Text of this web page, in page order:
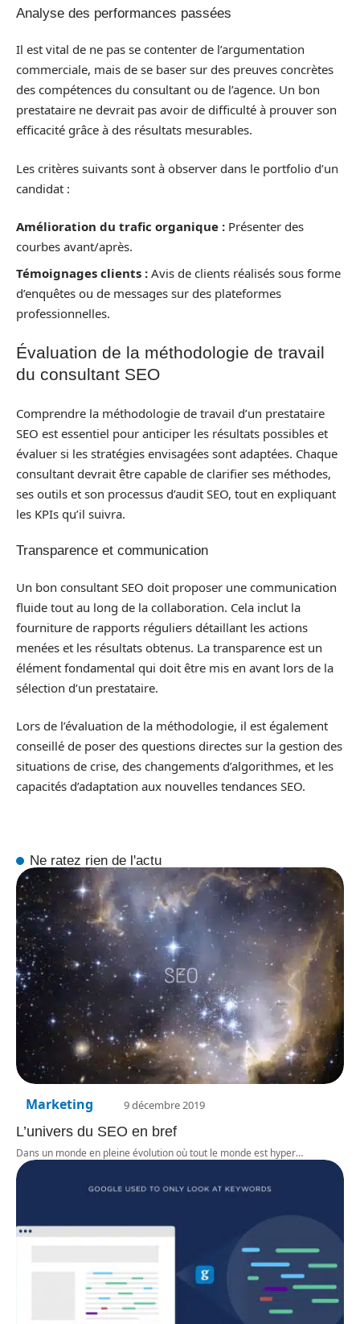
Analyse des performances passées
Il est vital de ne pas se contenter de l’argumentation
commerciale, mais de se baser sur des preuves concrètes
des compétences du consultant ou de l’agence. Un bon
prestataire ne devrait pas avoir de difficulté à prouver son
efficacité grâce à des résultats mesurables.
Les critères suivants sont à observer dans le portfolio d’un
candidat :
Amélioration du trafic organique : Présenter des
courbes avant/après.
Témoignages clients : Avis de clients réalisés sous forme
d’enquêtes ou de messages sur des plateformes
professionnelles.
Évaluation de la méthodologie de travail
du consultant SEO
Comprendre la méthodologie de travail d’un prestataire
SEO est essentiel pour anticiper les résultats possibles et
évaluer si les stratégies envisagées sont adaptées. Chaque
consultant devrait être capable de clarifier ses méthodes,
ses outils et son processus d’audit SEO, tout en expliquant
les KPIs qu’il suivra.
Transparence et communication
Un bon consultant SEO doit proposer une communication
fluide tout au long de la collaboration. Cela inclut la
fourniture de rapports réguliers détaillant les actions
menées et les résultats obtenus. La transparence est un
élément fondamental qui doit être mis en avant lors de la
sélection d’un prestataire.
Lors de l’évaluation de la méthodologie, il est également
conseillé de poser des questions directes sur la gestion des
situations de crise, des changements d’algorithmes, et les
capacités d’adaptation aux nouvelles tendances SEO.
Ne ratez rien de l'actu
Marketing 9 décembre 2019
L’univers du SEO en bref
Dans un monde en pleine évolution où tout le monde est hyper…